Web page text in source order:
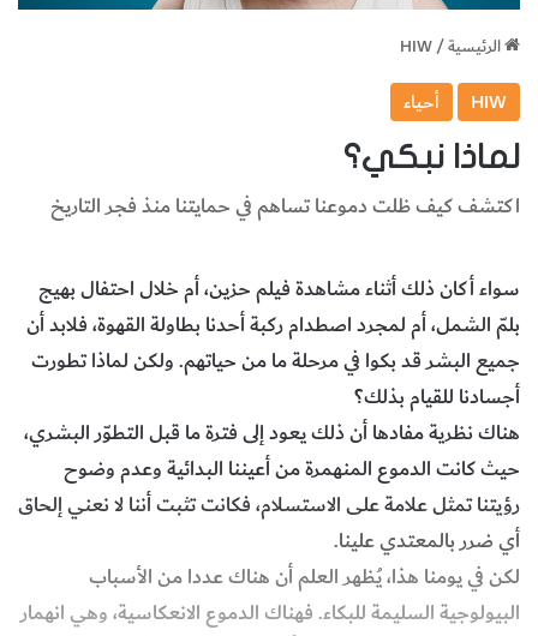
الرئيسية/
HIW
HIW أحياء
لماذا نبكي؟
اكتشف كيف ظلت دموعنا تساهم في حمايتنا منذ فجر التاريخ
سواء أكان ذلك أثناء مشاهدة فيلم حزين، أم خلال احتفال بهيج
بلمّ الشمل، أم لمجرد اصطدام ركبة أحدنا بطاولة القهوة، فلابد أن
جميع البشر قد بكوا في مرحلة ما من حياتهم. ولكن لماذا تطورت
أجسادنا للقيام بذلك؟
هناك نظرية مفادها أن ذلك يعود إلى فترة ما قبل التطوّر البشري،
حيث كانت الدموع المنهمرة من أعيننا البدائية وعدم وضوح
رؤيتنا تمثل علامة على الاستسلام، فكانت تثبت أننا لا نعني إلحاق
أي ضرر بالمعتدي علينا.
لكن في يومنا هذا، يُظهر العلم أن هناك عددا من الأسباب
البيولوجية السليمة للبكاء. فهناك الدموع الانعكاسية، وهي انهمار